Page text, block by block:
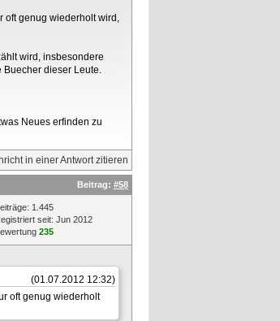
genug wiederholt wird,
wird, insbesondere
dieser Leute.
Neues erfinden zu
Beitrag: #58
1.445
seit: Jun 2012
235
(01.07.2012 12:32)
oft genug wiederholt